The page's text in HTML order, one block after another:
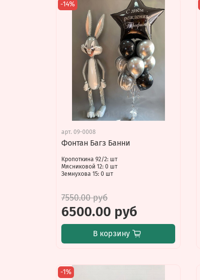
-14%
арт.09-0008
Фонтан Багз Банни
Кропоткина 92/2: шт
Мясниковой 12: 0 шт
Земнухова 15: 0 шт
7550.00 руб
6500.00 руб
В корзину
-1%